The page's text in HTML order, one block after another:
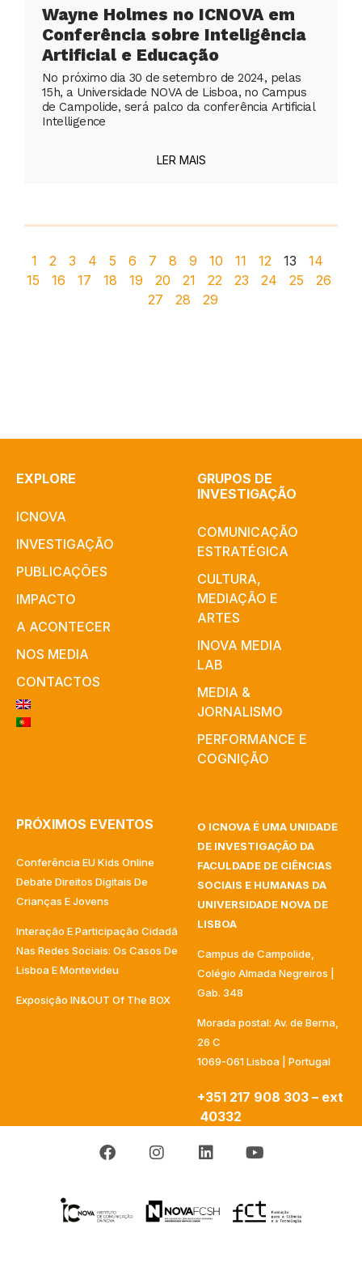
Wayne Holmes no ICNOVA em
Conferência sobre Inteligência
Artificial e Educação
No próximo dia 30 de setembro de 2024, pelas
15h, a Universidade NOVA de Lisboa, no Campus
de Campolide, será palco da conferência Artificial
Intelligence
LER MAIS
1 2 3 4 5 6 7 8 9 10 11 12 13
14
15
16 17 18 19 20 21 22 23 24 25
26
27
28 29
EXPLORE
ICNOVA
INVESTIGAÇÃO
PUBLICAÇÕES
IMPACTO
A ACONTECER
NOS MEDIA
CONTACTOS
GRUPOS DE
INVESTIGAÇÃO
COMUNICAÇÃO
ESTRATÉGICA
CULTURA,
MEDIAÇÃO E
ARTES​
INOVA MEDIA
LAB
MEDIA &
JORNALISMO
PERFORMANCE E
COGNIÇÃO
PRÓXIMOS EVENTOS
Conferência EU Kids Online
Debate Direitos Digitais De
Crianças E Jovens
Interação E Participação Cidadã
Nas Redes Sociais: Os Casos De
Lisboa E Montevideu
Exposição IN&OUT Of The BOX
O ICNOVA É UMA UNIDADE
DE INVESTIGAÇÃO DA
FACULDADE DE CIÊNCIAS
SOCIAIS E HUMANAS DA
UNIVERSIDADE NOVA DE
LISBOA
Campus de Campolide,
Colégio Almada Negreiros |
Gab. 348
Morada postal: Av. de Berna,
26 C
1069-061 Lisboa | Portugal
+351 217 908 303 – ext
40332